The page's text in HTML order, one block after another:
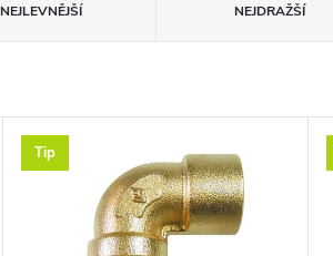
NEJLEVNĚJŠÍ NEJDRAŽŠÍ
Tip